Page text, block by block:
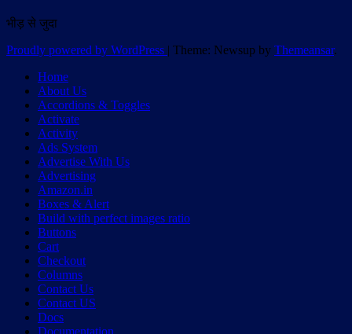
भीड़ से जुदा
Proudly powered by WordPress | Theme: Newsup by Themeansar.
Home
About Us
Accordions & Toggles
Activate
Activity
Ads System
Advertise With Us
Advertising
Amazon.in
Boxes & Alert
Build with perfect images ratio
Buttons
Cart
Checkout
Columns
Contact Us
Contact US
Docs
Documentation